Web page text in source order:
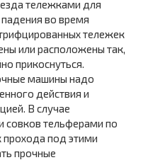
тележками для
падения во время
тележек
или расположены так,
прикоснуться.
машины надо
действия и
В случае
совков тельферами по
под этими
прочные